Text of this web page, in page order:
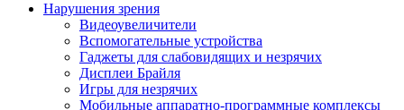
Нарушения зрения
Видеоувеличители
Вспомогательные устройства
Гаджеты для слабовидящих и незрячих
Дисплеи Брайля
Игры для незрячих
Мобильные аппаратно-программные комплексы